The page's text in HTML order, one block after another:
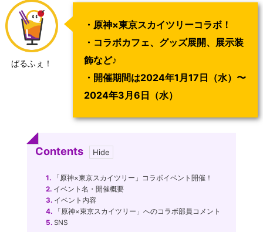
ぱるふぇ！
・原神×東京スカイツリーコラボ！
・コラボカフェ、グッズ展開、展示装
飾など♪
・開催期間は2024年1月17日（水）〜
2024年3月6日（水）
Contents
1. 「原神×東京スカイツリー」コラボイベント開催！
2. イベント名・開催概要
3. イベント内容
4. 「原神×東京スカイツリー」へのコラボ部員コメント
5. SNS